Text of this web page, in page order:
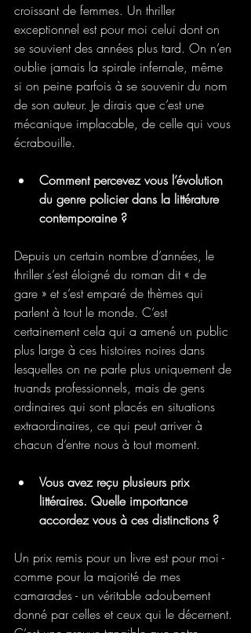
croissant de femmes. Un thriller
exceptionnel est pour moi celui dont on
se souvient des années plus tard. On n’en
oublie jamais la spirale infernale, même
si on peine parfois à se souvenir du nom
de son auteur. Je dirais que c’est une
mécanique implacable, de celle qui vous
écrabouille.
Comment percevez vous l’évolution
du genre policier dans la littérature
contemporaine ?
Depuis un certain nombre d’années, le
thriller s’est éloigné du roman dit « de
gare » et s’est emparé de thèmes qui
parlent à tout le monde. C’est
certainement cela qui a amené un public
plus large à ces histoires noires dans
lesquelles on ne parle plus uniquement de
truands professionnels, mais de gens
ordinaires qui sont placés en situations
extraordinaires, ce qui peut arriver à
chacun d’entre nous à tout moment.
Vous avez reçu plusieurs prix
littéraires. Quelle importance
accordez vous à ces distinctions ?
Un prix remis pour un livre est pour moi -
comme pour la majorité de mes
camarades - un véritable adoubement
donné par celles et ceux qui le décernent.